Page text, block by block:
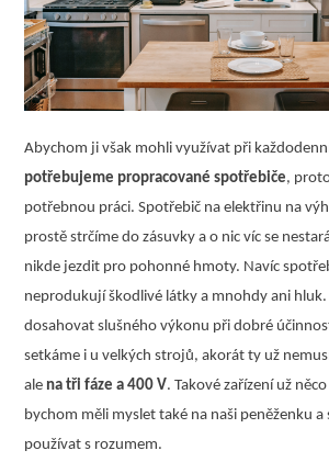
Abychom ji však mohli využívat při
potřebujeme propracované spotřebiče,
potřebnou práci. Spotřebič na elektřinu na
prostě strčíme do zásuvky a o nic víc se
nikde jezdit pro pohonné hmoty. Navíc
neprodukují škodlivé látky a mnohdy ani
dosahovat slušného výkonu při dobré
setkáme i u velkých strojů, akorát ty už
ale na tři fáze a 400 V. Takové zařízení už
bychom měli myslet také na naši peněženku
používat s rozumem.